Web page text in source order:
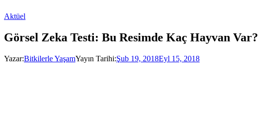
Aktüel
Görsel Zeka Testi: Bu Resimde Kaç Hayvan Var?
Yazar:Bitkilerle YaşamYayın Tarihi:Şub 19, 2018Eyl 15, 2018